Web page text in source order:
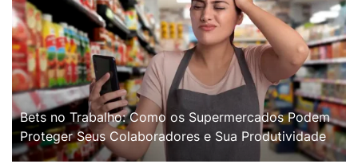
Bets no Trabalho: Como os Supermercados Podem
Proteger Seus Colaboradores e Sua Produtividade